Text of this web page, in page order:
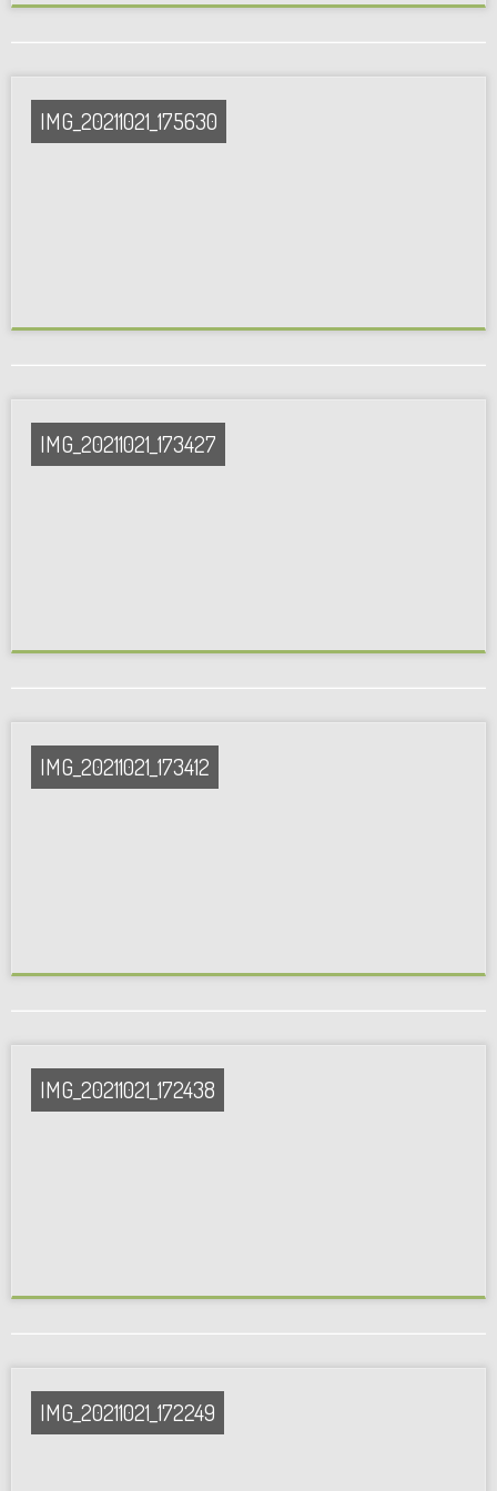
IMG_20211021_175630
IMG_20211021_173427
IMG_20211021_173412
IMG_20211021_172438
IMG_20211021_172249